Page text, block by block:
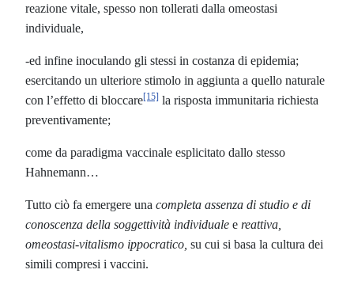
reazione vitale, spesso non tollerati dalla omeostasi
individuale,
-ed infine inoculando gli stessi in costanza di epidemia;
esercitando un ulteriore stimolo in aggiunta a quello naturale
con l’effetto di bloccare[15] la risposta immunitaria richiesta
preventivamente;
come da paradigma vaccinale esplicitato dallo stesso
Hahnemann…
Tutto ciò fa emergere una completa assenza di studio e di
conoscenza della soggettività individuale e reattiva,
omeostasi-vitalismo ippocratico, su cui si basa la cultura dei
simili compresi i vaccini.